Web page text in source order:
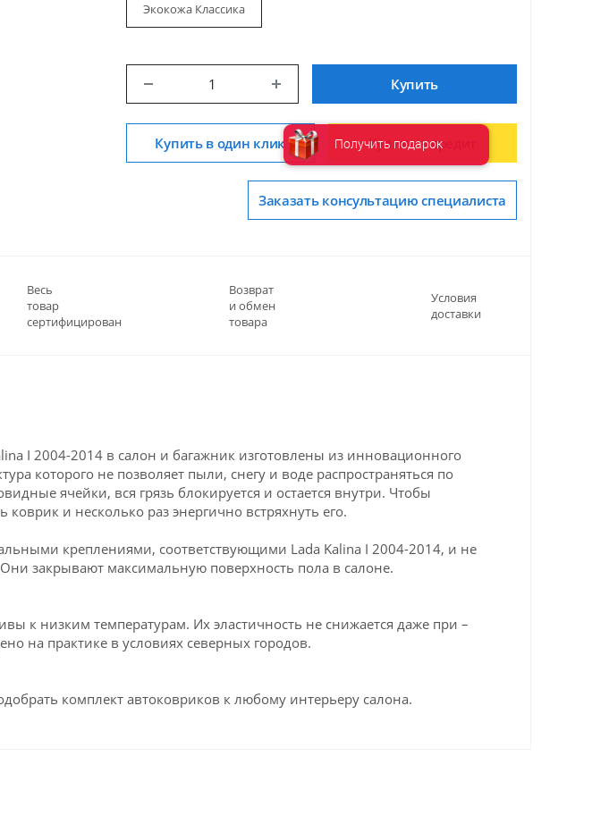
Экокожа Классика
Купить
Купить в один клик Купить в кредит
Заказать консультацию специалиста
Весь
товар
сертифицирован
Возврат
и обмен
товара
Условия
доставки
I 2004-2014 в салон и багажник изготовлены из инновационного
которого не позволяет пыли, снегу и воде распространяться по
ячейки, вся грязь блокируется и остается внутри. Чтобы
коврик и несколько раз энергично встряхнуть его.
креплениями, соответствующими Lada Kalina I 2004-2014, и не
закрывают максимальную поверхность пола в салоне.
к низким температурам. Их эластичность не снижается даже при –
на практике в условиях северных городов.
комплект автоковриков к любому интерьеру салона.
Получить подарок